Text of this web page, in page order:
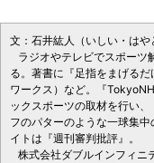
文：石井紘人（いしい・はや
ラジオやテレビでスポーツ
る。著書に『足指をまげる
ワークス）など。『
ックスポーツの取材を行い
フのパターのような一球集
イトは『週刊審判批評』。
株式会社ダブルインフィニ